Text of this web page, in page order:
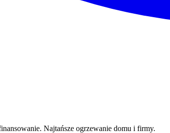
Najtańsze ogrzewanie domu i firmy.